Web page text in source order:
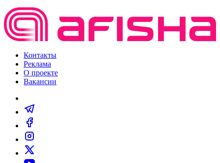
Контакты
Реклама
О проекте
Вакансии